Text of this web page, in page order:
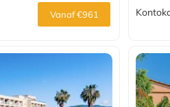
Vanaf €961